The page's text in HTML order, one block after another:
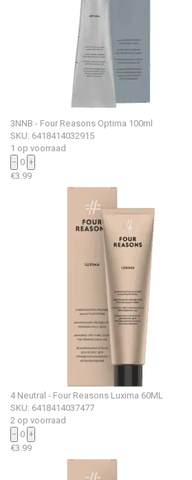
3NNB - Four Reasons Optima 100ml
SKU: 6418414032915
1 op voorraad
− 0 +
€3.99
4 Neutral - Four Reasons Luxima 60ML
SKU: 6418414037477
2 op voorraad
− 0 +
€3.99